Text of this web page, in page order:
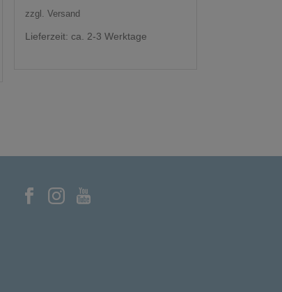
zzgl. Versand
Lieferzeit: ca. 2-3 Werktage